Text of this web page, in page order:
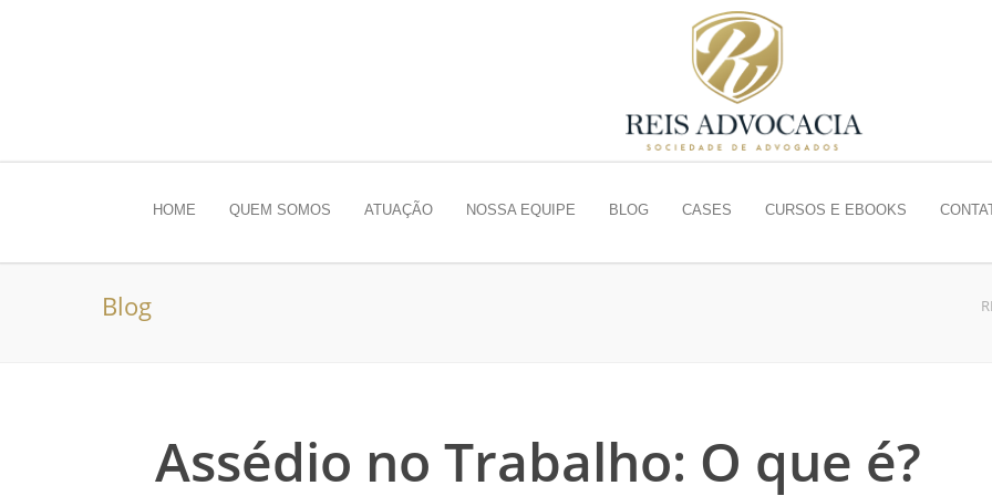
HOME QUEM SOMOS ATUAÇÃO NOSSA EQUIPE BLOG CASES CURSOS E EBOOKS
Blog
Assédio no Trabalho: O que é?